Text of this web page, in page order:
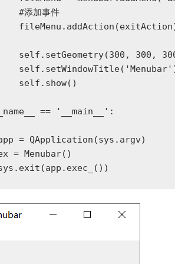
#添加事件
self.setGeometry(300, 300,
self.show()
== '__main__':
= QApplication(sys.argv)
= Menubar()